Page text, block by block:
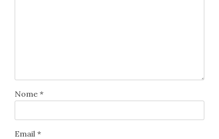
Nome *
Email *